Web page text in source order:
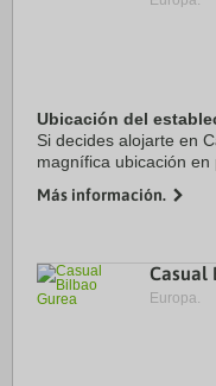
Ubicación del
Si decides alojarte en
magnífica ubicación
Además, este hotel se ...
Más información.
Casual
Europa.